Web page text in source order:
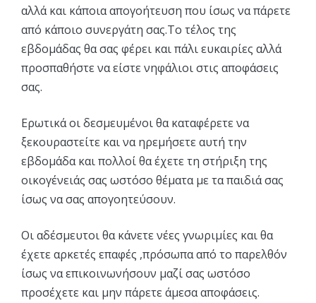
αλλά και κάποια απογοήτευση που ίσως να πάρετε
από κάποιο συνεργάτη σας.Το τέλος της
εβδομάδας θα σας φέρει και πάλι ευκαιρίες αλλά
προσπαθήστε να είστε νηφάλιοι στις αποφάσεις
σας.
Ερωτικά οι δεσμευμένοι θα καταφέρετε να
ξεκουραστείτε και να ηρεμήσετε αυτή την
εβδομάδα και πολλοί θα έχετε τη στήριξη της
οικογένειάς σας ωστόσο θέματα με τα παιδιά σας
ίσως να σας απογοητεύσουν.
Οι αδέσμευτοι θα κάνετε νέες γνωριμίες και θα
έχετε αρκετές επαφές ,πρόσωπα από το παρελθόν
ίσως να επικοινωνήσουν μαζί σας ωστόσο
προσέχετε και μην πάρετε άμεσα αποφάσεις.